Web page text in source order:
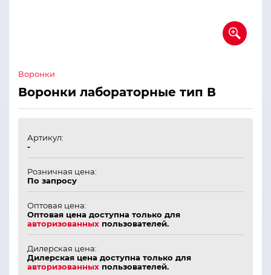
Воронки
Воронки лабораторные тип В
Артикул:
-
Розничная цена:
По запросу
Оптовая цена:
Оптовая цена доступна только для
авторизованных пользователей.
Дилерская цена:
Дилерская цена доступна только для
авторизованных пользователей.